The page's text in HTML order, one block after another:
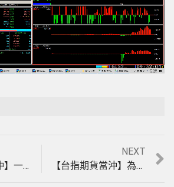
Playback Rate
Unmute
文
【台指期貨當沖】一星期都是盤整盤，還能賺480點，為什麼你的軟體還是大賠?8月19至25日，期貨教學。(1110825)
NEXT
post:
【台指期貨當沖】為什麼一個星期都是盤整盤，還能每天大賺，你的軟體卻還是大賠?9月2至7日，期貨教學。(1110907)